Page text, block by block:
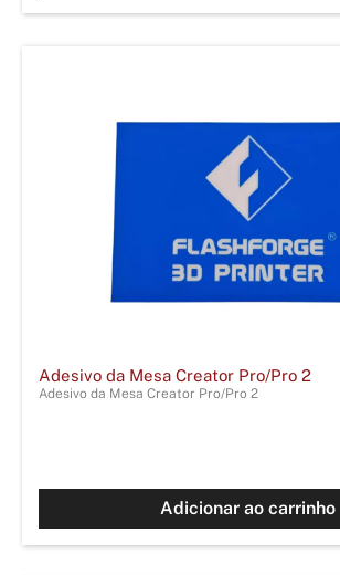
Adesivo da Mesa Creator Pro/Pro 2
Adesivo da Mesa Creator Pro/Pro 2
Adicionar ao carrinho